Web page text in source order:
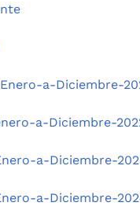
a-Diciembre-
a-Diciembre-
a-Diciembre-
a-Diciembre-